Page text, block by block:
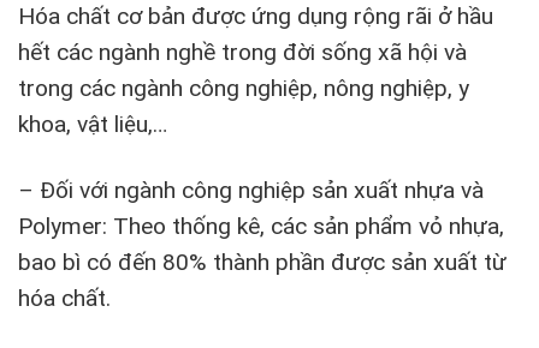
Hóa chất cơ bản được ứng dụng rộng rãi ở hầu
hết các ngành nghề trong đời sống xã hội và
trong các ngành công nghiệp, nông nghiệp, y
khoa, vật liệu,…
– Đối với ngành công nghiệp sản xuất nhựa và
Polymer: Theo thống kê, các sản phẩm vỏ nhựa,
bao bì có đến 80% thành phần được sản xuất từ
hóa chất.